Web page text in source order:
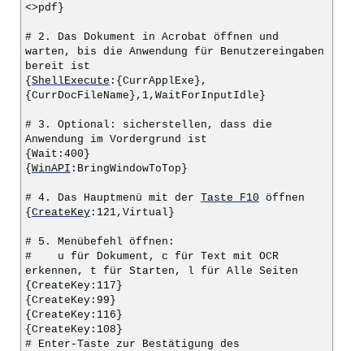
<>pdf}
# 2. Das Dokument in Acrobat öffnen und
warten, bis die Anwendung für Benutzereingaben
bereit ist
{ ShellExecute :{CurrApplExe},
{CurrDocFileName},1,WaitForInputIdle}
# 3. Optional: sicherstellen, dass die
Anwendung im Vordergrund ist
{Wait:400}
{ WinAPI :BringWindowToTop}
# 4. Das Hauptmenü mit der Taste F10 öffnen
{ CreateKey:121,Virtual}
# 5. Menübefehl öffnen:
# u für Dokument, c für Text mit OCR
erkennen, t für Starten, l für Alle Seiten
{CreateKey:117}
{CreateKey:99}
{CreateKey:116}
{CreateKey:108}
# Enter-Taste zur Bestätigung des